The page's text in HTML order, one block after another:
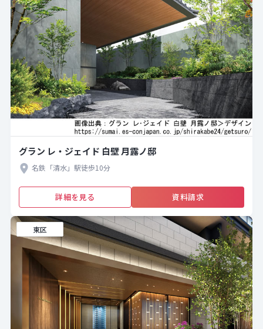
グラン レ・ジェイド 白壁 月露ノ邸
名鉄「清水」駅徒歩10分
詳細を見る 資料請求
東区